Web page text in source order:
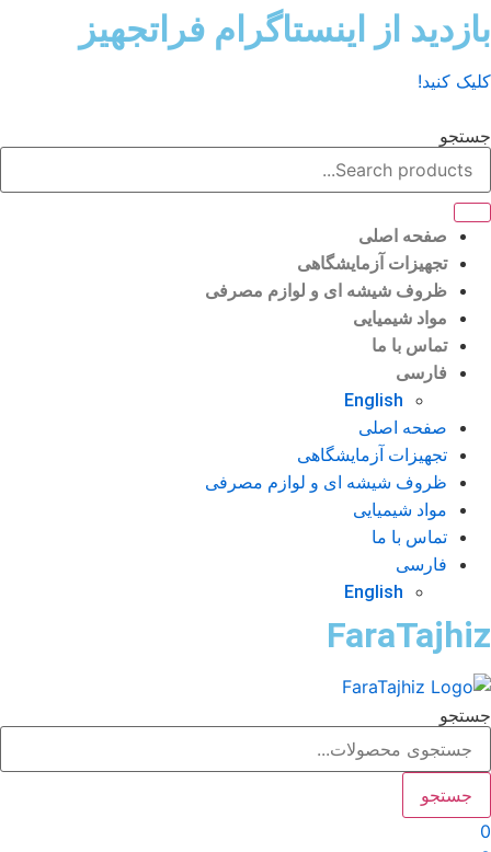
از اینستاگرام فراتجهیز
کنید!
صفحه اصلی
تجهیزات آزمایشگاهی
ظروف شیشه ای و لوازم مصرفی
مواد شیمیایی
تماس با ما
فارسی
English
صفحه اصلی
تجهیزات آزمایشگاهی
ظروف شیشه ای و لوازم مصرفی
مواد شیمیایی
تماس با ما
فارسی
English
جستجو